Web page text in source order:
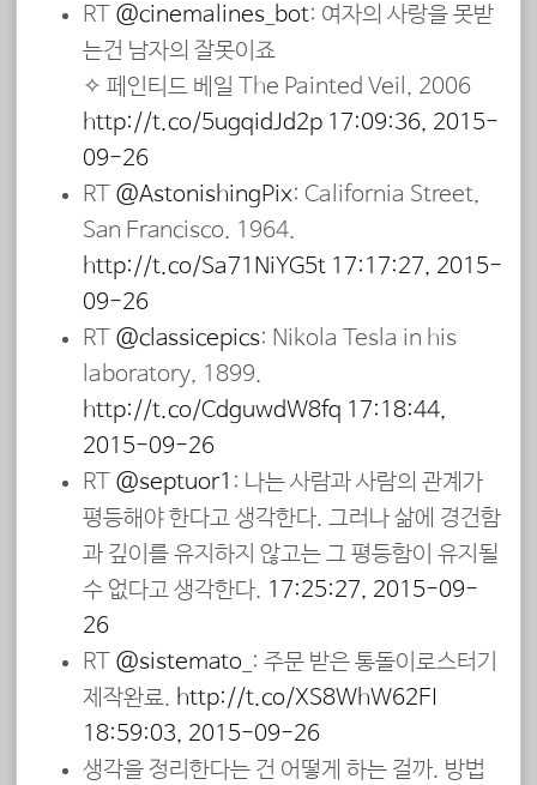
RT @cinemalines_bot: 여자의 사랑을 못받
는건 남자의 잘못이죠
✧ 페인티드 베일 The Painted Veil, 2006
http://t.co/5ugqidJd2p 17:09:36, 2015-
09-26
RT @AstonishingPix: California Street,
San Francisco. 1964.
http://t.co/Sa71NiYG5t 17:17:27, 2015-
09-26
RT @classicepics: Nikola Tesla in his
laboratory, 1899.
http://t.co/CdguwdW8fq 17:18:44,
2015-09-26
RT @septuor1 : 나는 사람과 사람의 관계가
평등해야 한다고 생각한다. 그러나 삶에 경건함
과 깊이를 유지하지 않고는 그 평등함이 유지될
수 없다고 생각한다. 17:25:27, 2015-09-
26
RT @sistemato_ : 주문 받은 통돌이로스터기
제작완료. http://t.co/XS8WhW62FI
18:59:03, 2015-09-26
생각을 정리한다는 건 어떻게 하는 걸까. 방법